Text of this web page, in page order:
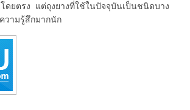
ดยตรง แต่ถุงยางที่ใช้ในปัจจุบันเป็นชนิดบาง
วามรู้สึกมากนัก